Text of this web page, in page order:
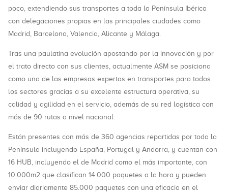
poco, extendiendo sus transportes a toda la Península Ibérica
con delegaciones propias en las principales ciudades como
Madrid, Barcelona, Valencia, Alicante y Málaga.
Tras una paulatina evolución apostando por la innovación y por
el trato directo con sus clientes, actualmente ASM se posiciona
como una de las empresas expertas en transportes para todos
los sectores gracias a su excelente estructura operativa, su
calidad y agilidad en el servicio, además de su red logística con
más de 90 rutas a nivel nacional.
Están presentes con más de 360 agencias repartidas por toda la
Península incluyendo España, Portugal y Andorra, y cuentan con
16 HUB, incluyendo el de Madrid como el más importante, con
10.000m2 que clasifican 14.000 paquetes a la hora y pueden
enviar diariamente 85.000 paquetes con una eficacia en el